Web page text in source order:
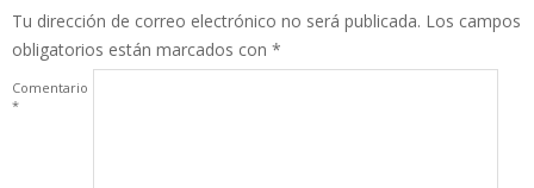
Tu dirección de correo electrónico no será publicada. Los campos
obligatorios están marcados con *
Comentario
*